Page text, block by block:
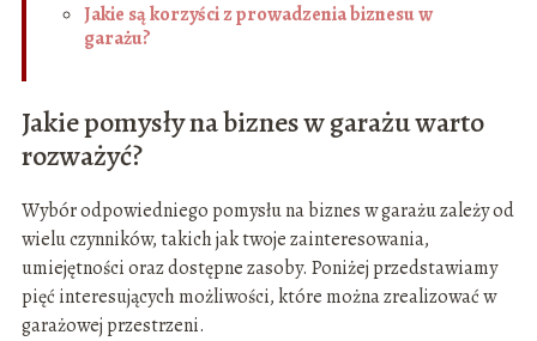
Jakie są korzyści z prowadzenia biznesu w
garażu?
Jakie pomysły na biznes w garażu warto
rozważyć?
Wybór odpowiedniego pomysłu na biznes w garażu zależy od
wielu czynników, takich jak twoje zainteresowania,
umiejętności oraz dostępne zasoby. Poniżej przedstawiamy
pięć interesujących możliwości, które można zrealizować w
garażowej przestrzeni.